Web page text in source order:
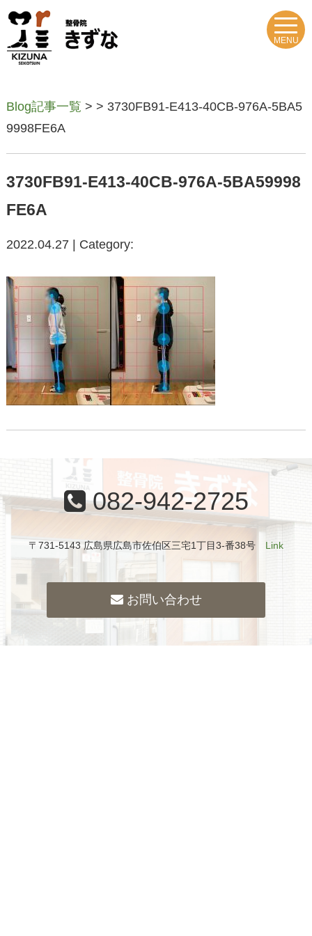
MENU
Blog記事一覧 > > 3730FB91-E413-40CB-976A-5BA5
9998FE6A
3730FB91-E413-40CB-976A-5BA59998
FE6A
2022.04.27 | Category:
082-942-2725
〒731-5143 広島県広島市佐伯区三宅1丁目3-番38号 Link
お問い合わせ